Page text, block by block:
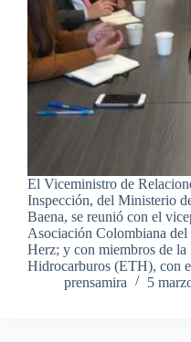
El Viceministro de
Inspección, del Ministerio
Baena, se reunió con el
Asociación Colombiana
Herz; y con miembros de
Hidrocarburos (ETH), con
prensamira
5